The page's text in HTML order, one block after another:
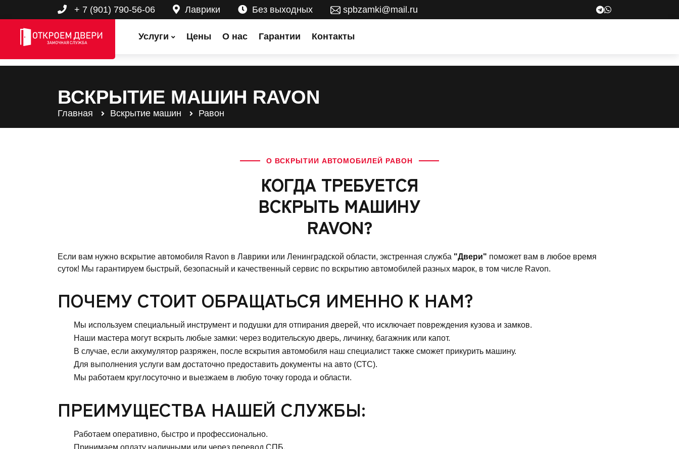
+ 7 (901) 790-56-06 Лаврики Без выходных spbzamki@mail.ru
Услуги Цены О нас Гарантии Контакты
ВСКРЫТИЕ МАШИН RAVON
Главная Вскрытие машин Равон
О ВСКРЫТИИ АВТОМОБИЛЕЙ РАВОН
КОГДА ТРЕБУЕТСЯ
ВСКРЫТЬ МАШИНУ
RAVON?
Если вам нужно вскрытие автомобиля Ravon в Лаврики или Ленинградской области, экстренная служба "Двери" поможет вам в любое время
суток! Мы гарантируем быстрый, безопасный и качественный сервис по вскрытию автомобилей разных марок, в том числе Ravon.
ПОЧЕМУ СТОИТ ОБРАЩАТЬСЯ ИМЕННО К НАМ?
Мы используем специальный инструмент и подушки для отпирания дверей, что исключает повреждения кузова и замков.
Наши мастера могут вскрыть любые замки: через водительскую дверь, личинку, багажник или капот.
В случае, если аккумулятор разряжен, после вскрытия автомобиля наш специалист также сможет прикурить машину.
Для выполнения услуги вам достаточно предоставить документы на авто (СТС).
Мы работаем круглосуточно и выезжаем в любую точку города и области.
ПРЕИМУЩЕСТВА НАШЕЙ СЛУЖБЫ:
Работаем оперативно, быстро и профессионально.
Принимаем оплату наличными или через перевод СПБ.